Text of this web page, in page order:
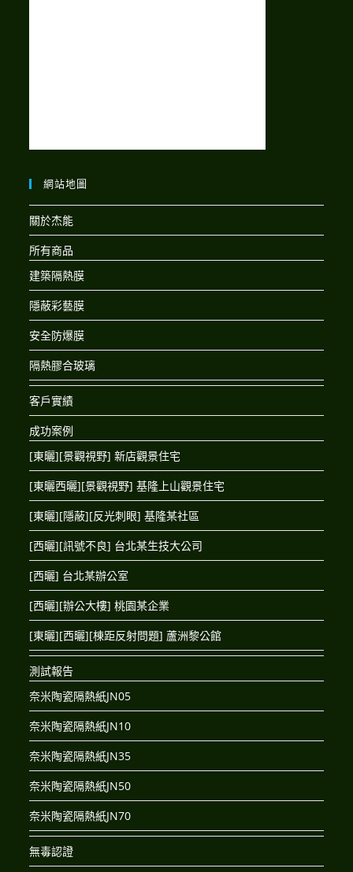
網站地圖
關於杰能
所有商品
建築隔熱膜
隱蔽彩藝膜
安全防爆膜
隔熱膠合玻璃
客戶實績
成功案例
[東曬][景觀視野] 新店觀景住宅
[東曬西曬][景觀視野] 基隆上山觀景住宅
[東曬][隱蔽][反光刺眼] 基隆某社區
[西曬][訊號不良] 台北某生技大公司
[西曬] 台北某辦公室
[西曬][辦公大樓] 桃園某企業
[東曬][西曬][棟距反射問題] 蘆洲黎公館
測試報告
奈米陶瓷隔熱紙JN05
奈米陶瓷隔熱紙JN10
奈米陶瓷隔熱紙JN35
奈米陶瓷隔熱紙JN50
奈米陶瓷隔熱紙JN70
無毒認證